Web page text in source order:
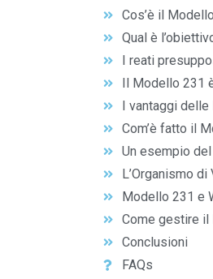
Cos’è il
Qual è
I reati
Il Modello 231
I vantaggi delle
Com’è fatto il
Un esempio
L’Organismo di
Modello 231 e
Come gestire il
Conclusioni
FAQs